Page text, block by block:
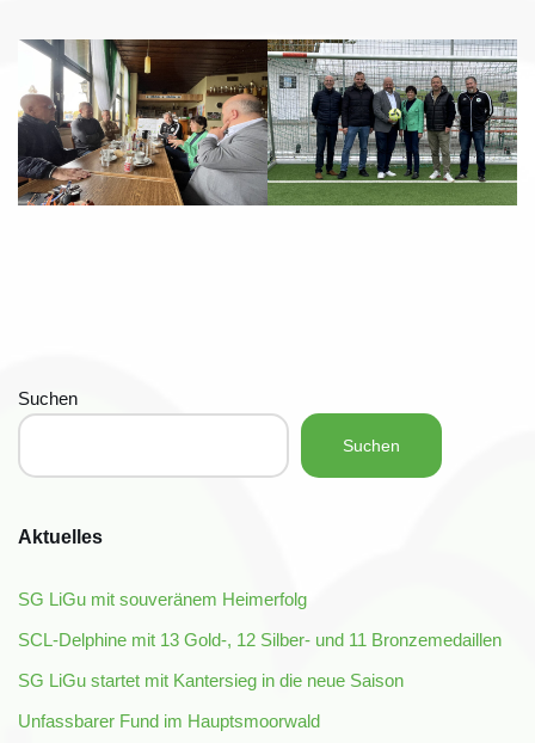
Suchen
Suchen
Aktuelles
SG LiGu mit souveränem Heimerfolg
SCL-Delphine mit 13 Gold-, 12 Silber- und 11 Bronzemedaillen
SG LiGu startet mit Kantersieg in die neue Saison
Unfassbarer Fund im Hauptsmoorwald